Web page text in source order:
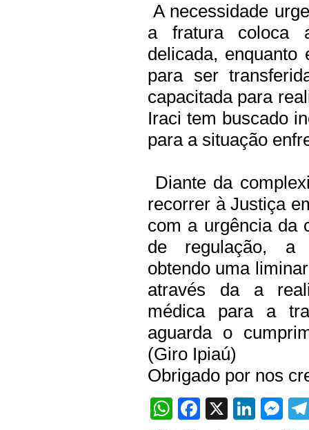
A necessidade
a fratura coloca
delicada, enquanto
para ser
capacitada para
Iraci tem buscado
para a situação
Diante da
recorrer à Justiça
com a urgência da
de regulação, a
obtendo uma
através da a
médica para a
aguarda o
(Giro Ipiaú)
Obrigado por nos
WhatsApp
Facebook
X